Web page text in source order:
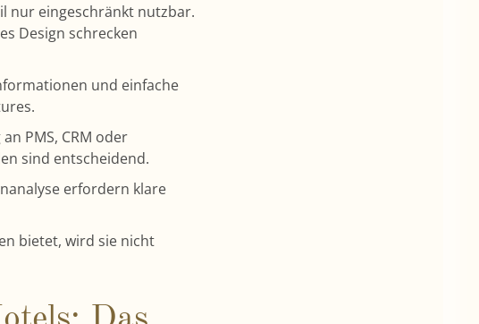
nur eingeschränkt nutzbar.
Design schrecken
und einfache
PMS, CRM oder
sind entscheidend.
erfordern klare
bietet, wird sie nicht